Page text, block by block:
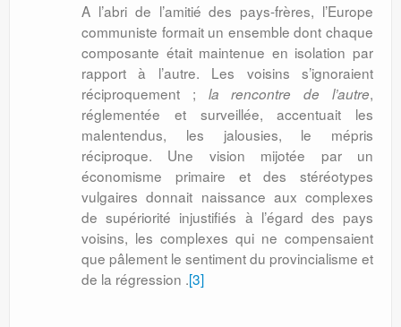
A l’abri de l’amitié des pays-frères, l’Europe
communiste formait un en­semble dont chaque
composante était maintenue en isolation par
rapport à l’autre. Les voisins s’ignoraient
réciproquement ; la rencontre de l’autre,
réglementée et sur­veillée, accentuait les
malentendus, les jalousies, le mépris
réciproque. Une vision mijotée par un
économisme primaire et des stéréotypes
vulgaires donnait naissance aux complexes
de supériorité injustifiés à l’égard des pays
voisins, les complexes qui ne compensaient
que pâlement le sentiment du provincialisme et
de la régression .[3]